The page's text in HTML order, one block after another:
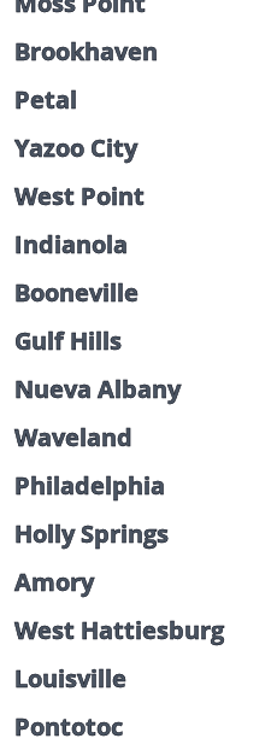
Brookhaven
Petal
Yazoo City
West Point
Indianola
Booneville
Gulf Hills
Nueva Albany
Waveland
Philadelphia
Holly Springs
Amory
West Hattiesburg
Louisville
Pontotoc